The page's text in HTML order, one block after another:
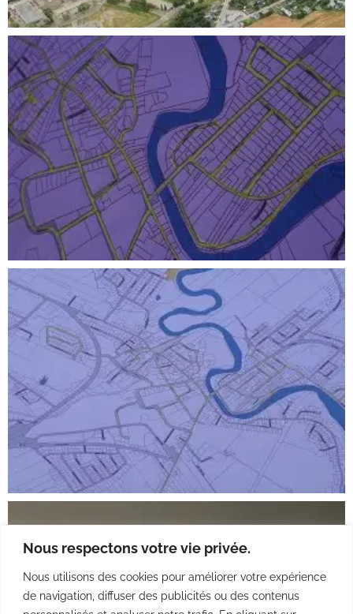
Nous respectons votre vie privée.
Nous utilisons des cookies pour améliorer votre expérience
de navigation, diffuser des publicités ou des contenus